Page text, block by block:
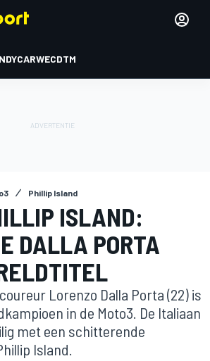
WECDTM
Phillip Island
ISLAND:
DALLA PORTA
Lorenzo Dalla Porta (22) is
in de Moto3. De Italiaan
met een schitterende
Island.